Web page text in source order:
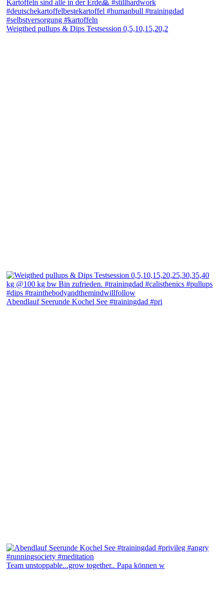
Weigthed pullups & Dips Testsession 0,5,10,15,20,2
Abendlauf Seerunde Kochel See #trainingdad #pri
Team unstoppable...grow together.. Papa können w